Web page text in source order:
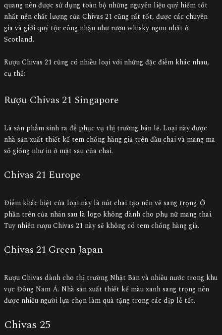
quang nên được sử dụng toàn bộ những nguyên liệu quý hiếm tốt
nhất nên chất lượng của Chivas 21 cũng rất tốt, được các chuyên
gia và giới quý tộc công nhận như rượu whisky ngon nhất ở
Scotland.
Rượu Chivas 21 cũng có nhiều loại với những đặc điểm khác nhau,
cụ thể:
Rượu Chivas 21 Singapore
Là sản phẩm sinh ra để phục vụ thị trường bán lẻ. Loại này được
nhà sản xuất thiết kế tem chống hàng giả trên đầu chai và mang mã
số giống như in ở mặt sau của chai.
Chivas 21 Europe
Điểm khác biệt của loại này là nút chai tạo nên vẻ sang trọng. Ở
phần trên của nhãn sau là logo không dành cho phụ nữ mang thai.
Tuy nhiên rượu Chivas 21 này sẽ không có tem chống hàng giả.
Chivas 21 Green Japan
Rượu Chivas dành cho thị trường Nhật Bản và nhiều nước trong khu
vực Đông Nam Á. Nhà sản xuất thiết kế màu xanh sang trọng nên
được nhiều người lựa chọn làm quà tặng trong các dịp lễ tết.
Chivas 25